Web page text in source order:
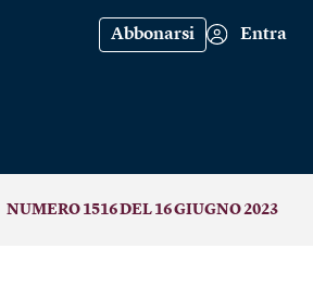
Abbonarsi Entra
NUMERO 1516 DEL 16 GIUGNO 2023